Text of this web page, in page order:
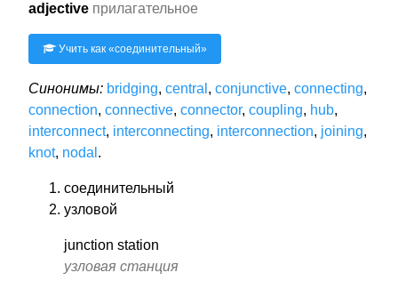
adjective прилагательное
Учить как «соединительный»
Синонимы: bridging, central , conjunctive, connecting,
connection, connective, connector, coupling, hub,
interconnect, interconnecting, interconnection, joining,
knot, nodal .
соединительный
узловой
junction station
узловая станция